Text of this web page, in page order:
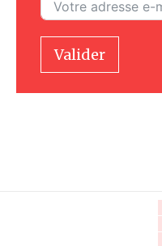
Valider